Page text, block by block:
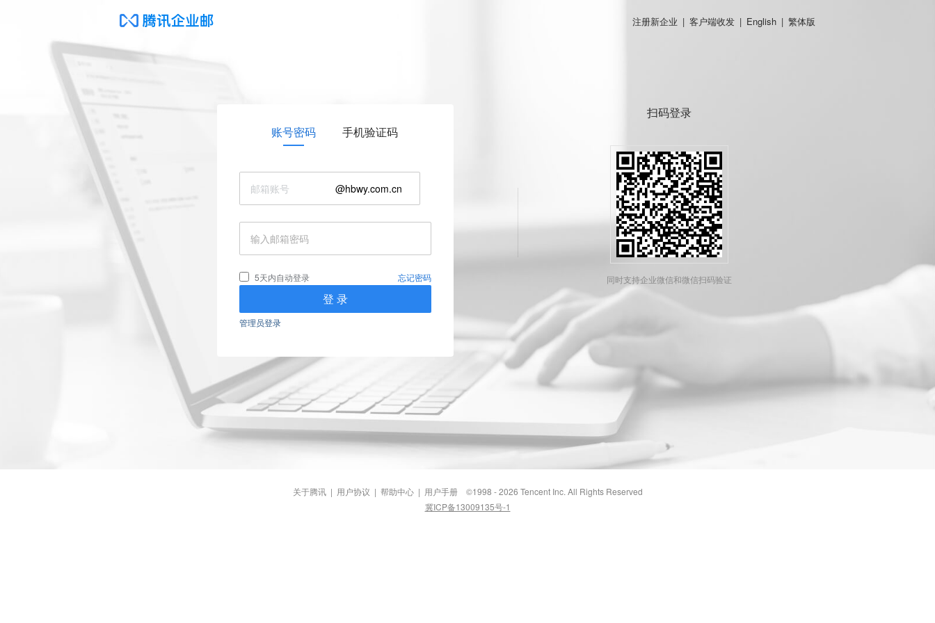
注册新企业 | 客户端收发 | English | 繁体版
账号密码 手机验证码
@hbwy.com.cn
5天内自动登录 忘记密码
管理员登录
扫码登录
关于腾讯 | 用户协议 | 帮助中心 | 用户手册©1998 - 2026 Tencent Inc. All Rights Reserved
冀ICP备13009135号-1